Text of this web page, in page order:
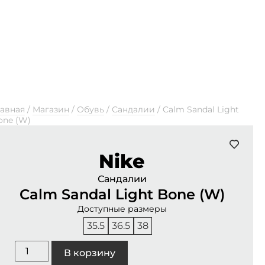
/ Магазин / Обувь/ Сандалии / Calm Sandal Light
(W)
Nike
Сандалии
Calm Sandal Light Bone (W)
Доступные размеры
35.5 36.5 38
В корзину